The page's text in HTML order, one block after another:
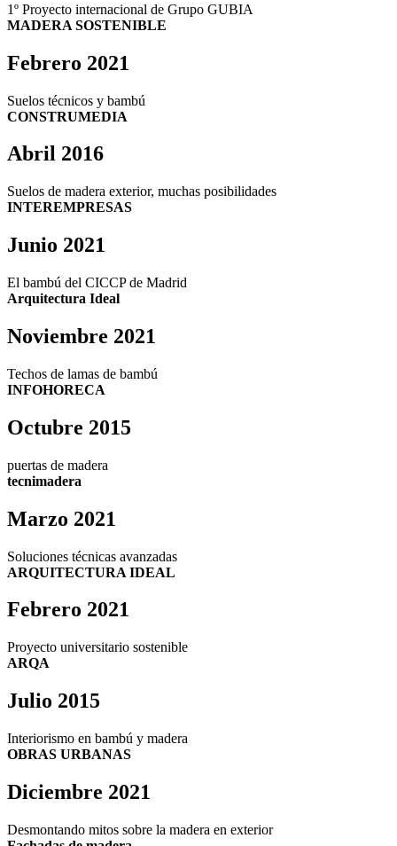
1º Proyecto internacional de Grupo GUBIA
MADERA SOSTENIBLE
Febrero 2021
Suelos técnicos y bambú
CONSTRUMEDIA
Abril 2016
Suelos de madera exterior, muchas posibilidades
INTEREMPRESAS
Junio 2021
El bambú del CICCP de Madrid
Arquitectura Ideal
Noviembre 2021
Techos de lamas de bambú
INFOHORECA
Octubre 2015
puertas de madera
tecnimadera
Marzo 2021
Soluciones técnicas avanzadas
ARQUITECTURA IDEAL
Febrero 2021
Proyecto universitario sostenible
ARQA
Julio 2015
Interiorismo en bambú y madera
OBRAS URBANAS
Diciembre 2021
Desmontando mitos sobre la madera en exterior